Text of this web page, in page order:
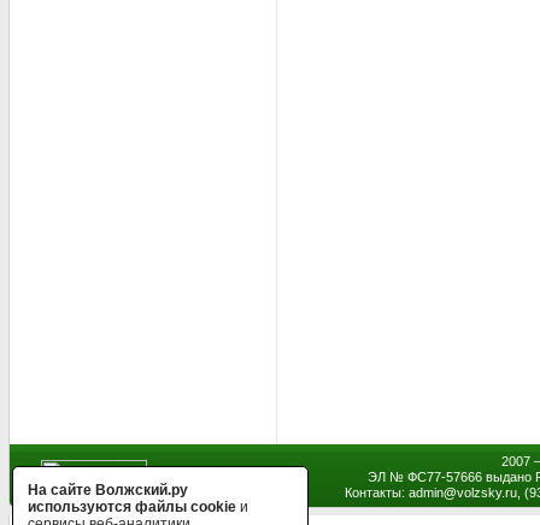
2007
ЭЛ № ФС77-57666 выдано
Контакты: admin@volzsky.ru,
На сайте Волжский.ру
используются файлы cookie и